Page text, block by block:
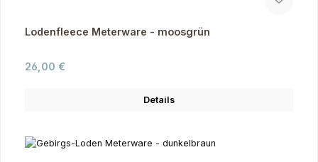
Lodenfleece Meterware - moosgrün
Regulärer Preis:
26,00 €
Details